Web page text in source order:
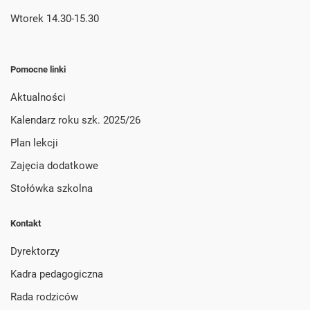
Wtorek 14.30-15.30
Pomocne linki
Aktualności
Kalendarz roku szk. 2025/26
Plan lekcji
Zajęcia dodatkowe
Stołówka szkolna
Kontakt
Dyrektorzy
Kadra pedagogiczna
Rada rodziców